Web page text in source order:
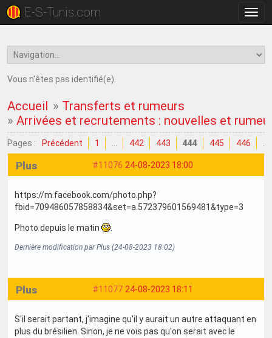
la
E-S-Tunis.com
Vous n'êtes pas identifié(e).
Accueil » Transferts et rumeurs
» Arrivées et recrutements : nouvelles et
Pages : Précédent 1 442 443 444 445 446
#11076 24-08-2023 18:00
Plus
https://m.facebook.com/photo.php?
fbid=709486057858834&set=a.572379601569481&type=3
Photo depuis le matin .
Dernière modification par Plus (24-08-2023 18:02)
#11077 24-08-2023 18:11
Plus
S'il serait partant, j'imagine qu'il y aurait un autre attaquant en
plus du brésilien. Sinon, je ne vois pas qu'on serait avec le